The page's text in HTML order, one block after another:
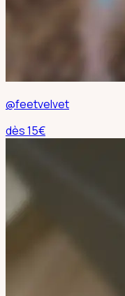
@feetvelvet
dès15€